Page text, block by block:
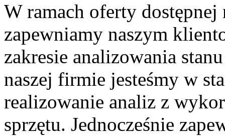
W ramach oferty
zapewniamy naszym
zakresie analizowania
naszej firmie jesteśmy w
realizowanie analiz z
sprzętu. Jednocześnie